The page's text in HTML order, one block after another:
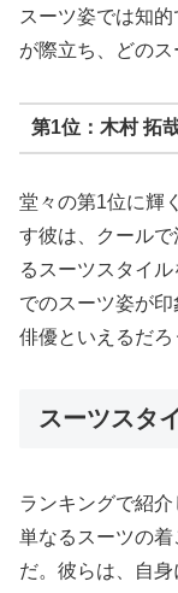
スーツ姿では知
が際立ち、どのス
第1位：木村 拓
堂々の第1位に輝
す彼は、クール
るスーツスタイ
でのスーツ姿が
俳優といえるだろ
スーツスタ
ランキングで紹介
単なるスーツの着
だ。彼らは、自